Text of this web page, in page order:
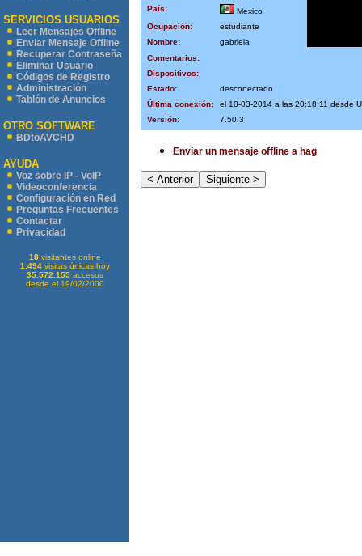
SERVICIOS USUARIOS
Leer Mensajes Offline
Enviar Mensaje Offline
Recuperar Contraseña
Eliminar Usuario
Códigos de Registro
Administración
Tablón de Anuncios
OTRO SOFTWARE
BDtoAVCHD
AYUDA
Voz sobre IP - VoIP
Videoconferencia
Configuración en Red
Preguntas Frecuentes
Contactar
Privacidad
18visitantes online
1.494visitas únicas hoy
35.572.155accesos
desde el 19/02/2000
País:
Mexico
Ocupación:
estudiante
Nombre:
gabriela
Comentarios:
Dispositivos:
Estado:
desconectado
Última conexión:
el 10-03-2014 a las 20:18:11 desde
Versión:
7.50.3
Enviar un mensaje offline a hag